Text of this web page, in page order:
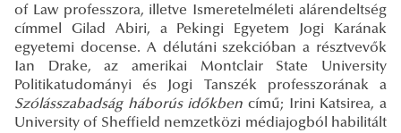
of Law professzora, illetve Ismeretelméleti alárendeltség
címmel Gilad Abiri, a Pekingi Egyetem Jogi Karának
egyetemi docense. A délutáni szekcióban a résztvevők
Ian Drake, az amerikai Montclair State University
Politikatudományi és Jogi Tanszék professzorának a
Szólásszabadság háborús időkben című; Irini Katsirea, a
University of Sheffield nemzetközi médiajogból habilitált